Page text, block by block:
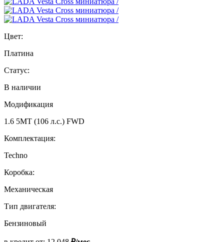
Цвет:
Платина
Статус:
В наличии
Модификация
1.6 5MT (106 л.с.) FWD
Комплектация:
Techno
Коробка:
Механическая
Тип двигателя:
Бензиновый